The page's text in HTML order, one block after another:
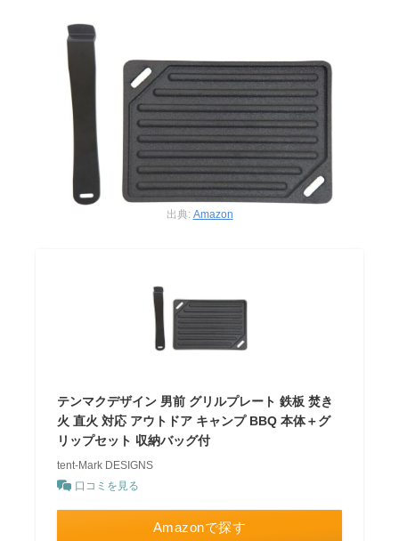
出典: Amazon
テンマクデザイン 男前 グリルプレート 鉄板 焚き
火 直火 対応 アウトドア キャンプ BBQ 本体＋グ
リップセット 収納バッグ付
tent-Mark DESIGNS
口コミを見る
Amazonで探す